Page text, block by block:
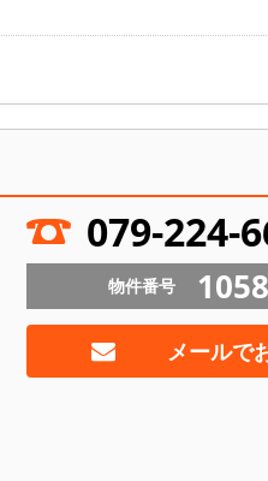
079-224-
物件番号
メールで